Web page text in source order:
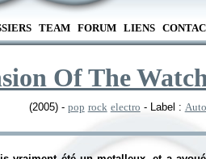
TEAM FORUM LIENS
Of The
(2005) - pop rock electro - Label :